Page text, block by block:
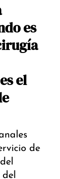
es
el
de